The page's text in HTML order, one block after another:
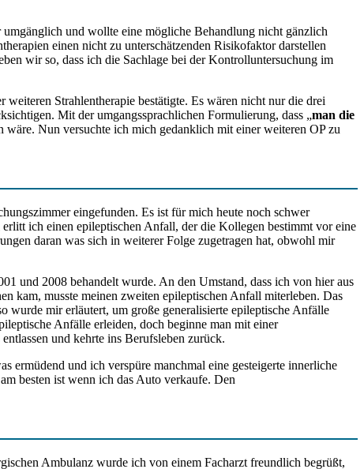
und wollte eine mögliche Behandlung nicht gänzlich
einen nicht zu unterschätzenden Risikofaktor darstellen
wir so, dass ich die Sachlage bei der Kontrolluntersuchung im
Strahlentherapie bestätigte. Es wären nicht nur die drei
Mit der umgangssprachlichen Formulierung, dass „man die
Nun versuchte ich mich gedanklich mit einer weiteren OP zu
eingefunden. Es ist für mich heute noch schwer
ich einen epileptischen Anfall, der die Kollegen bestimmt vor eine
daran was sich in weiterer Folge zugetragen hat, obwohl mir
und 2008 behandelt wurde. An den Umstand, dass ich von hier aus
kam, musste meinen zweiten epileptischen Anfall miterleben. Das
wurde mir erläutert, um große generalisierte epileptische Anfälle
Anfälle erleiden, doch beginne man mit einer
und kehrte ins Berufsleben zurück.
und ich verspüre manchmal eine gesteigerte innerliche
besten ist wenn ich das Auto verkaufe. Den
Ambulanz wurde ich von einem Facharzt freundlich begrüßt,